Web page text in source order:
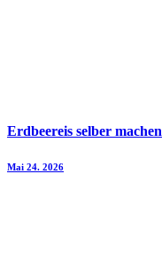
Erdbeereis selber machen
Mai 24. 2026